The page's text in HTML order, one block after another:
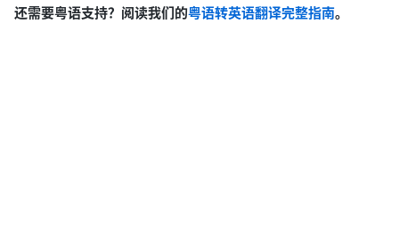
还需要粤语支持？阅读我们的粤语转英语翻译完整指南。